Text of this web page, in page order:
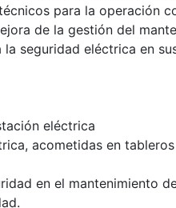
para la operación
de la gestión del
seguridad eléctrica en
eléctrica
acometidas en
en el mantenimiento